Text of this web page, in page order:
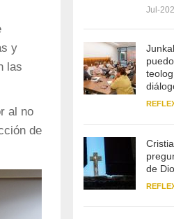
y
las
al no
de
Jul-
de